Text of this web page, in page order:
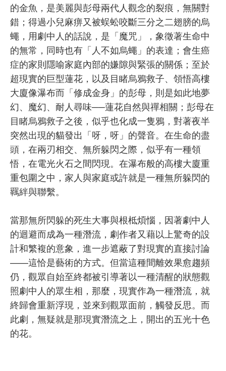
的金魚，是美麗與彭母兩代人觀念的裂痕，無關對
錯；得過小兒麻痹又被蜈蚣咬斷三分之二翅膀的烏
蠅，用劇中人的話說，是「魔咒」，象徵著生命中
的無常，同時也有「人不如烏蠅」的表達；會生癌
症的家則隱喻家庭內部的嫌隙與緊張的關係；至於
超現實的巨型蓮花，以及目睹烏鴉救子、領悟高樓
大廈像瀑布而「修成金身」的彭母，則是如此地夢
幻、魔幻、耐人尋味──蓮花自然與禪相關；彭母在
目睹烏鴉救子之後，似乎也化成一隻鴉，對著夜半
突然出現的貓發出「呀，呀」的聲音。在生命的盡
頭，在兩刃相交、無所躲閃之際，似乎有一種領
悟，在電光火石之間閃現。在瀑布般的高樓大廈重
重包圍之中，家人與家庭或許就是一種無所躲閃的
羈絆與聯繫。
當那無所閃躲的死生大事與根柢煩惱，因著劇中人
的迴避而成為一種潛流，劇作者又藉以上驚奇的設
計和繁複的意象，進一步遮蔽了對現實的直接討論
——這恰是藝術的方式。但當這種間離效果愈趨頻
仍，觀眾自始至終都被引導著以一種清醒的狀態觀
照劇中人的眾生相，那麼，現實作為一種潛流，就
終歸會重新浮現，並來到觀眾面前，觸發反思。而
此劇，無疑就是那現實潛流之上，開出的五光十色
的花。